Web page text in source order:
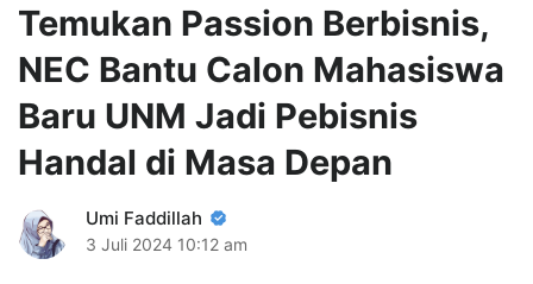
Temukan Passion Berbisnis,
NEC Bantu Calon Mahasiswa
Baru UNM Jadi Pebisnis
Handal di Masa Depan
Umi Faddillah
3 Juli 2024 10:12 am